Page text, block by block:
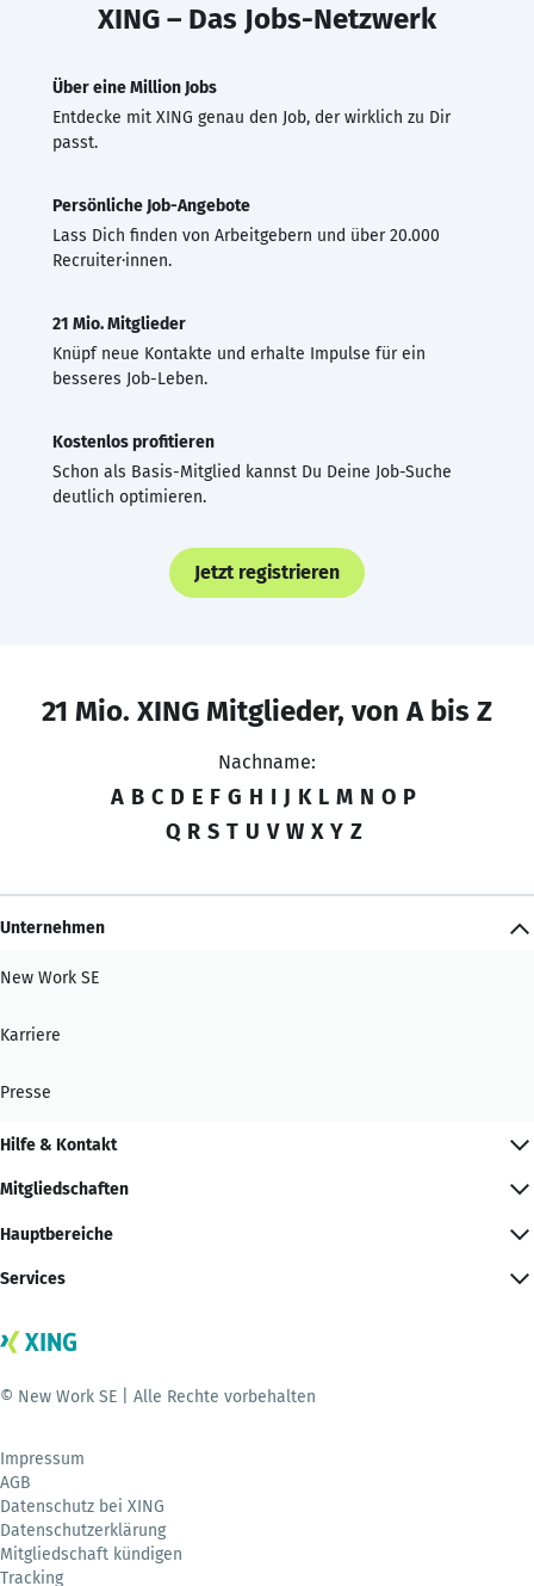
XING – Das Jobs-Netzwerk
Über eine Million Jobs
Entdecke mit XING genau den Job, der wirklich zu Dir
passt.
Persönliche Job-Angebote
Lass Dich finden von Arbeitgebern und über 20.000
Recruiter·innen.
21 Mio. Mitglieder
Knüpf neue Kontakte und erhalte Impulse für ein
besseres Job-Leben.
Kostenlos profitieren
Schon als Basis-Mitglied kannst Du Deine Job-Suche
deutlich optimieren.
Jetzt registrieren
21 Mio. XING Mitglieder, von A bis Z
Nachname:
A B C D E F G H I J K L M N O P
Q R S T U V W X Y Z
Unternehmen
New Work SE
Karriere
Presse
Hilfe & Kontakt
Mitgliedschaften
Hauptbereiche
Services
© New Work SE | Alle Rechte vorbehalten
Impressum
AGB
Datenschutz bei XING
Datenschutzerklärung
Mitgliedschaft kündigen
Tracking